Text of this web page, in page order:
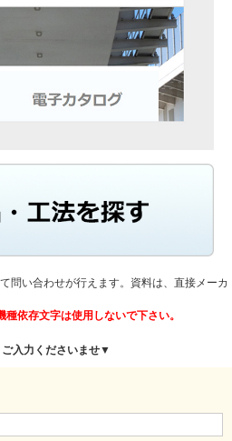
問い合わせが行えます。資料は、直接メーカ
依存文字は使用しないで下さい。
入力くださいませ▼